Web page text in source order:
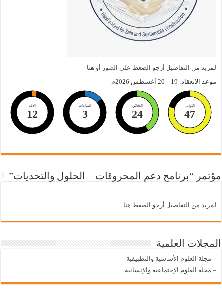
لمزيد من التفاصيل أرجو الضعط على الصور أو هنا
موعد الانعقاد: 19 – 20 أغسطس 2026م
الايام
12
الساعات
3
الدقائق
24
الثواني
46
مؤتمر “برنامج دعم المحروقات – الحلول والتحديات”
لمزيد من التفاصيل أرجو الضعط هنا
المجلات العلمية
– مجلة العلوم الأساسية والتطبيقية
– مجلة العلوم الإجتماعية والإنسانية